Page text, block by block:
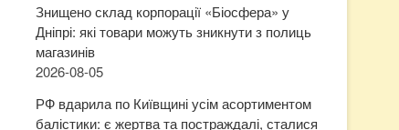
Знищено склад корпорації «Біосфера» у
Дніпрі: які товари можуть зникнути з полиць
магазинів
2026-08-05
РФ вдарила по Київщині усім асортиментом
балістики: є жертва та постраждалі, сталися